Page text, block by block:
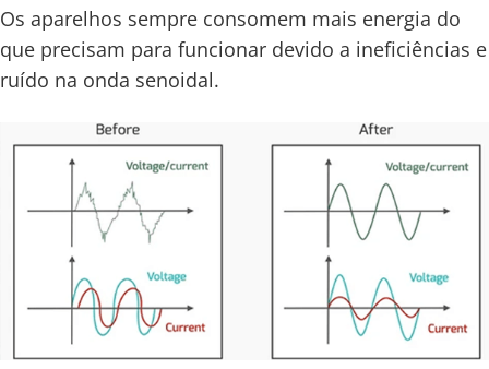
Os aparelhos sempre consomem mais energia do
que precisam para funcionar devido a ineficiências e
ruído na onda senoidal.